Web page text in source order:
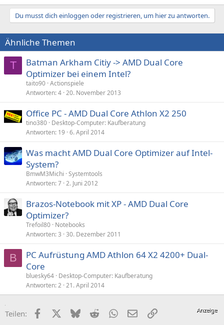
Du musst dich einloggen oder registrieren, um hier zu antworten.
Ähnliche Themen
T
Batman Arkham Citiy -> AMD Dual Core
Optimizer bei einem Intel?
taito90 Actionspiele
Antworten 4 20. November 2013
Office PC - AMD Dual Core Athlon X2 250
tino380 Desktop-Computer: Kaufberatung
Antworten 19 6. April 2014
Was macht AMD Dual Core Optimizer auf Intel-
System?
BmwM3Michi Systemtools
Antworten 7 2. Juni 2012
Brazos-Notebook mit XP - AMD Dual Core
Optimizer?
Trefoil80 Notebooks
Antworten 3 30. Dezember 2011
B
PC Aufrüstung AMD Athlon 64 X2 4200+ Dual-
Core
bluesky64 Desktop-Computer: Kaufberatung
Antworten 2 21. April 2014
Teilen: FacebookX (Twitter)
BlueskyRedditWhatsApp
E-MailLink